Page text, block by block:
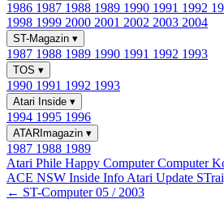
1986 1987 1988 1989 1990 1991 1992
1998 1999 2000 2001 2002 2003 2004
ST-Magazin ▾
1987 1988 1989 1990 1991 1992 1993
TOS ▾
1990 1991 1992 1993
Atari Inside ▾
1994 1995 1996
ATARImagazin ▾
1987 1988 1989
Atari Phile Happy ComputerComputer
ACE NSW Inside Info Atari Update
← ST-Computer 05 / 2003